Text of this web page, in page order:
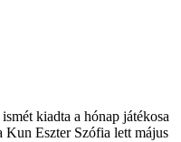
kiadta a hónap játékosa
Eszter Szófia lett május